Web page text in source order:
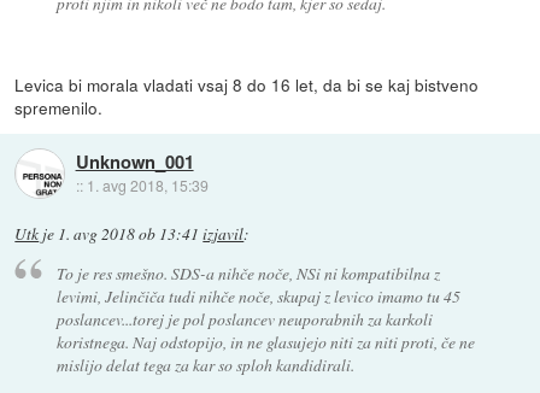
Levica bi morala vladati vsaj 8 do 16 let, da bi se kaj bistveno
spremenilo.
Unknown_001
:: 1. avg 2018, 15:39
Utk je 1. avg 2018 ob 13:41 izjavil:
To je res smešno. SDS-a nihče noče, NSi ni kompatibilna z
levimi, Jelinčiča tudi nihče noče, skupaj z levico imamo tu 45
poslancev...torej je pol poslancev neuporabnih za karkoli
koristnega. Naj odstopijo, in ne glasujejo niti za niti proti, če ne
mislijo delat tega za kar so sploh kandidirali.